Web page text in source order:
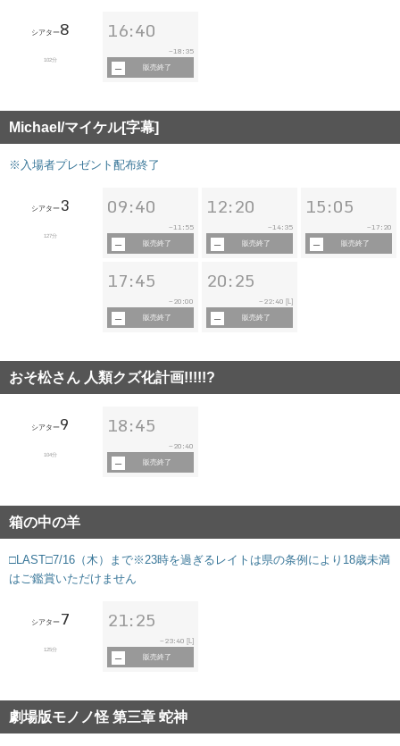
シアター8
102分
16:40
~18:35
販売終了
Michael/マイケル[字幕]
※入場者プレゼント配布終了
シアター 3
127分
09:40
~11:55
販売終了
12:20
~14:35
販売終了
15:05
~17:20
販売終了
17:45
~ 20:00
販売終了
20:25
~ 22:40 [L]
販売終了
おそ松さん 人類クズ化計画!!!!!?
シアター9
104分
18:45
~ 20:40
販売終了
箱の中の羊
□LAST□7/16（木）まで※23時を過ぎるレイトは県の条例により18歳未満
はご鑑賞いただけません
シアター 7
125分
21:25
~ 23:40 [L]
販売終了
劇場版モノノ怪 第三章 蛇神